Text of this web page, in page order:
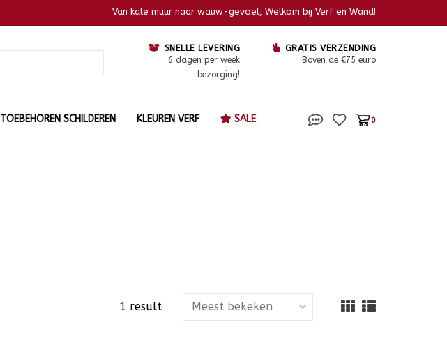
Van kale muur naar wauw-gevoel, Welkom bij Verf en Wand!
SNELLE LEVERING
6 dagen per week
bezorging!
GRATIS VERZENDING
Boven de €75 euro
TOEBEHOREN SCHILDEREN KLEUREN VERF SALE 0
1 result